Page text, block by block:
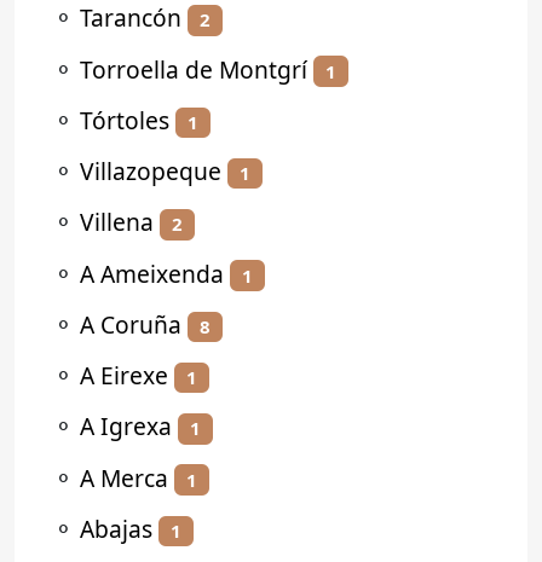
⚬ Tarancón 2
⚬ Torroella de Montgrí 1
⚬ Tórtoles 1
⚬ Villazopeque 1
⚬ Villena 2
⚬ A Ameixenda 1
⚬ A Coruña 8
⚬ A Eirexe 1
⚬ A Igrexa 1
⚬ A Merca 1
⚬ Abajas 1